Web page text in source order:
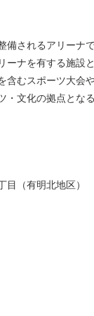
備されるアリーナ
ーナを有する施設
含むスポーツ大会
・文化の拠点とな
目（有明北地区）